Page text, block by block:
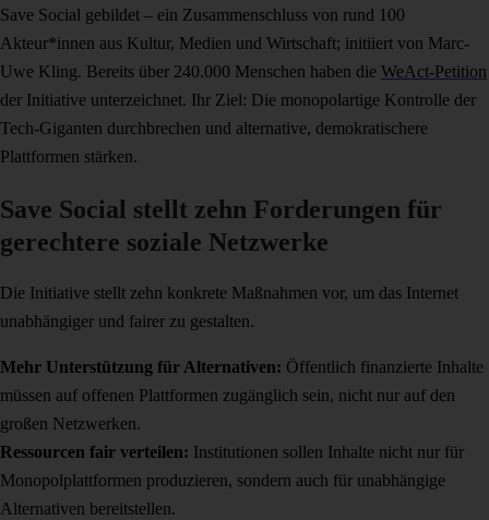
Save Social gebildet – ein Zusammenschluss von rund 100
Akteur*innen aus Kultur, Medien und Wirtschaft; initiiert von Marc-
Uwe Kling. Bereits über 240.000 Menschen haben die WeAct-Petition
der Initiative unterzeichnet. Ihr Ziel: Die monopolartige Kontrolle der
Tech-Giganten durchbrechen und alternative, demokratischere
Plattformen stärken.
Save Social stellt zehn Forderungen für
gerechtere soziale Netzwerke
Die Initiative stellt zehn konkrete Maßnahmen vor, um das Internet
unabhängiger und fairer zu gestalten.
Mehr Unterstützung für Alternativen: Öffentlich finanzierte Inhalte
müssen auf offenen Plattformen zugänglich sein, nicht nur auf den
großen Netzwerken.
Ressourcen fair verteilen: Institutionen sollen Inhalte nicht nur für
Monopolplattformen produzieren, sondern auch für unabhängige
Alternativen bereitstellen.